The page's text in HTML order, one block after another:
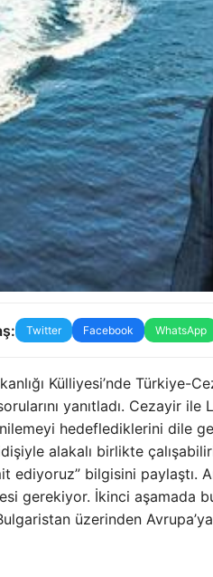
Twitter Facebook WhatsApp
Külliyesi’nde Türkiye-
yanıtladı. Cezayir ile
hedeflediklerini dile
alakalı birlikte
bilgisini paylaştı.
gerekiyor. İkinci aşamada
üzerinden